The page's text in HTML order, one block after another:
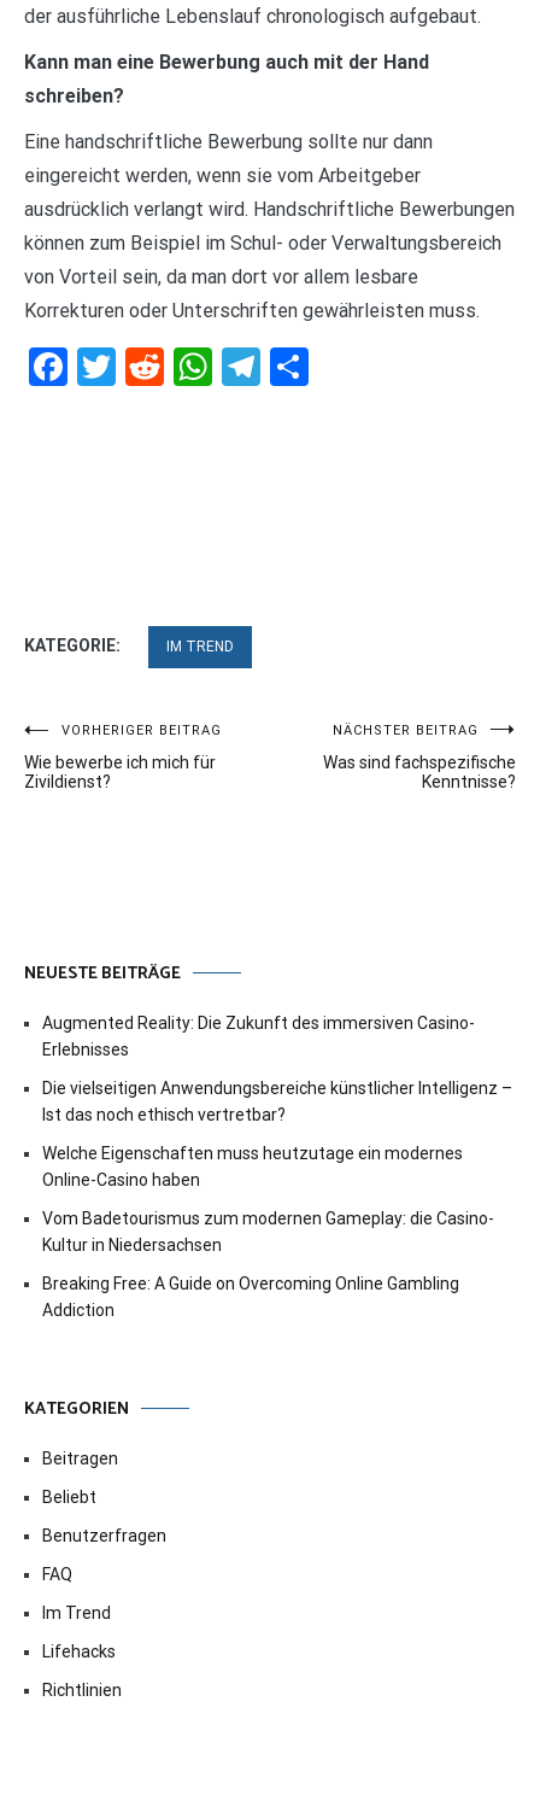
der ausführliche Lebenslauf chronologisch aufgebaut.
Kann man eine Bewerbung auch mit der Hand
schreiben?
Eine handschriftliche Bewerbung sollte nur dann
eingereicht werden, wenn sie vom Arbeitgeber
ausdrücklich verlangt wird. Handschriftliche Bewerbungen
können zum Beispiel im Schul- oder Verwaltungsbereich
von Vorteil sein, da man dort vor allem lesbare
Korrekturen oder Unterschriften gewährleisten muss.
Facebook
Twitter
RedditWhatsApp
Telegram
KATEGORIE: IM TREND
Beitragsnavigation
VORHERIGER BEITRAG
Wie bewerbe ich mich für
Zivildienst?
NÄCHSTER BEITRAG
Was sind fachspezifische
Kenntnisse?
NEUESTE BEITRÄGE
Augmented Reality: Die Zukunft des immersiven Casino-
Erlebnisses
Die vielseitigen Anwendungsbereiche künstlicher Intelligenz –
Ist das noch ethisch vertretbar?
Welche Eigenschaften muss heutzutage ein modernes
Online-Casino haben
Vom Badetourismus zum modernen Gameplay: die Casino-
Kultur in Niedersachsen
Breaking Free: A Guide on Overcoming Online Gambling
Addiction
KATEGORIEN
Beitragen
Beliebt
Benutzerfragen
FAQ
Im Trend
Lifehacks
Richtlinien